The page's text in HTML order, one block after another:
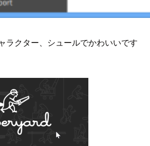
ラクター、シュールでかわいいです